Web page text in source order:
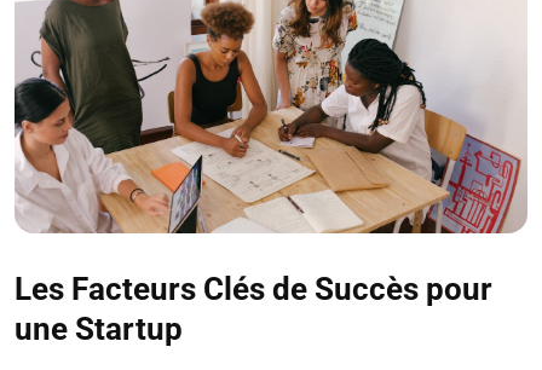
Les Facteurs Clés de Succès pour
une Startup